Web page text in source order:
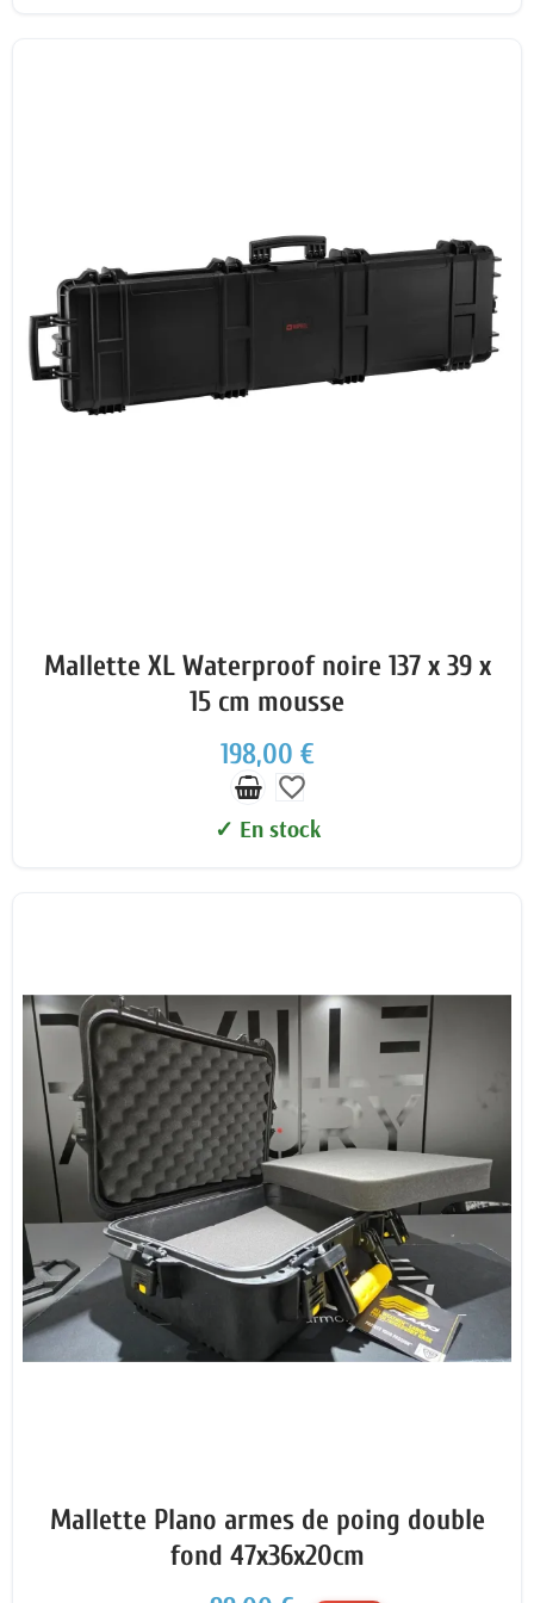
Mallette XL Waterproof noire 137 x 39 x
15 cm mousse
198,00 €
favorite_border
✓ En stock
Mallette Plano armes de poing double
fond 47x36x20cm